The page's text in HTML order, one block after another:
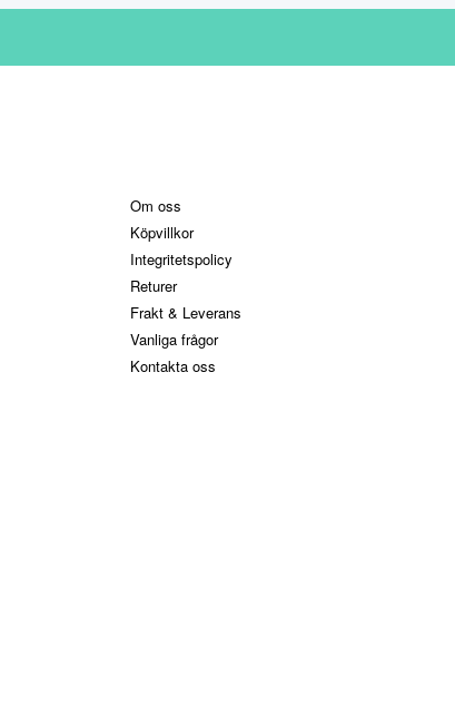
Om oss
Köpvillkor
Integritetspolicy
Returer
Frakt & Leverans
Vanliga frågor
Kontakta oss